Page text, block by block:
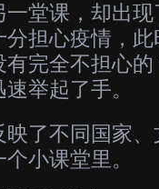
一堂课，却出
分担心疫情，
有完全不担心
举起了手。
映了不同国家
小课堂里。